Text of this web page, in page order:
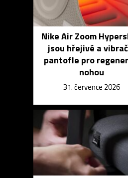
Nike Air Zoom
jsou hřejivé a
pantofle pro
nohou
31. července 2026